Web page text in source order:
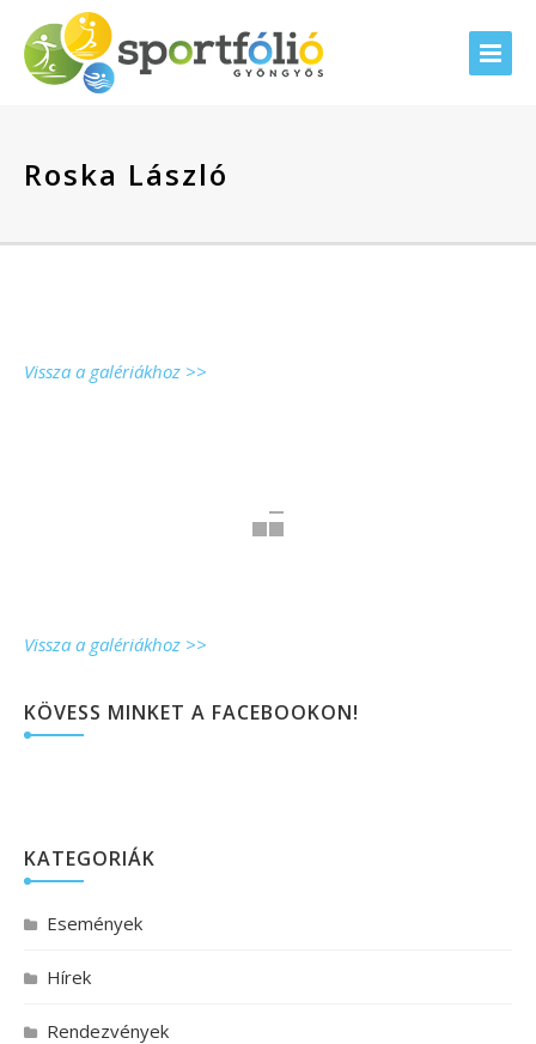
Roska László
Vissza a galériákhoz >>
Vissza a galériákhoz >>
KÖVESS MINKET A FACEBOOKON!
KATEGORIÁK
Események
Hírek
Rendezvények